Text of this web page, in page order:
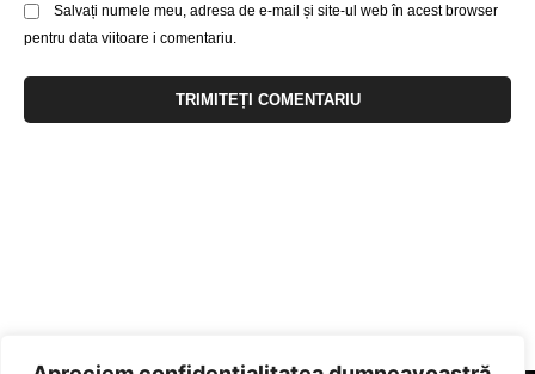
Salvați numele meu, adresa de e-mail și site-ul web în acest browser
pentru data viitoare i comentariu.